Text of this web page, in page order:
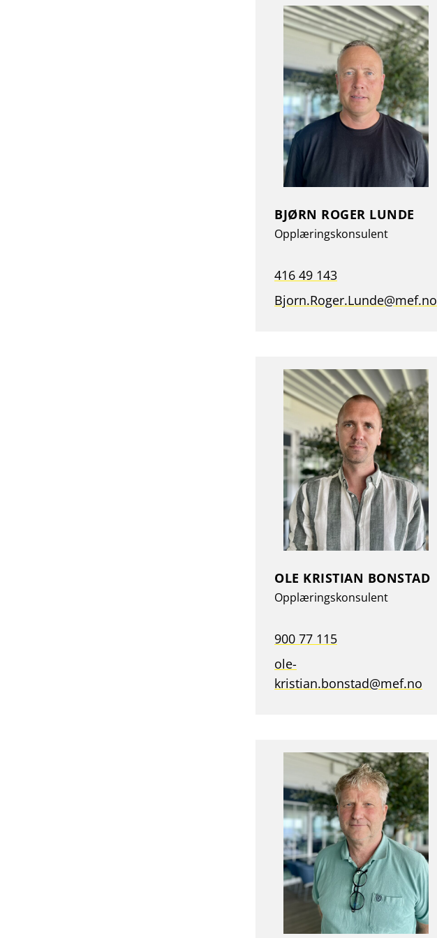
BJØRN ROGER LUNDE
Opplæringskonsulent
416 49 143
Bjorn.Roger.Lunde@mef.no
OLE KRISTIAN BONSTAD
Opplæringskonsulent
900 77 115
ole-
kristian.bonstad@mef.no